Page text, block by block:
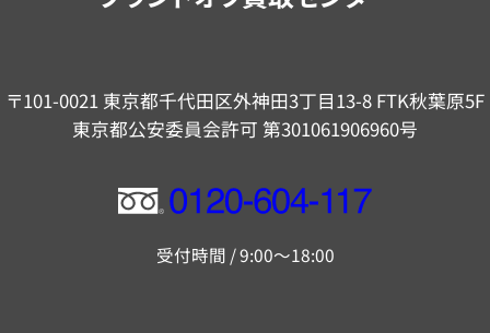
〒101-0021 東京都千代田区外神田3丁目13-8 FTK秋葉原5F
東京都公安委員会許可 第301061906960号
フ
ー
受付時間 / 9:00～18:00